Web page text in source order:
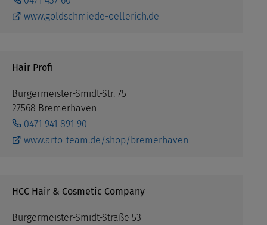
www.goldschmiede-oellerich.de
Hair Profi
Bürgermeister-Smidt-Str. 75
27568 Bremerhaven
0471 941 891 90
www.arto-team.de/shop/bremerhaven
HCC Hair & Cosmetic Company
Bürgermeister-Smidt-Straße 53